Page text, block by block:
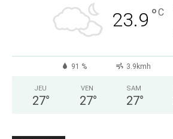
23.9 °C
91 % 3.9kmh
JEU
27°
VEN
27°
SAM
27°